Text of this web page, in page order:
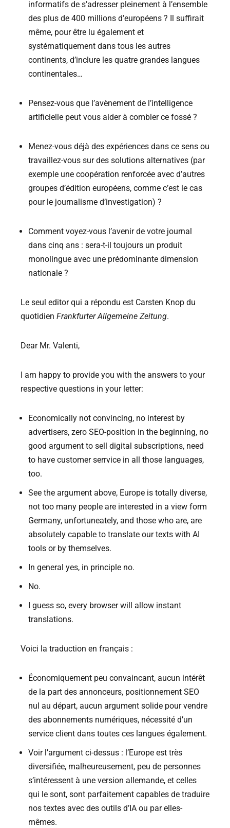
informatifs de s’adresser pleinement à l’ensemble
des plus de 400 millions d’européens ? Il suffirait
même, pour être lu également et
systématiquement dans tous les autres
continents, d’inclure les quatre grandes langues
continentales…
Pensez-vous que l’avènement de l’intelligence
artificielle peut vous aider à combler ce fossé ?
Menez-vous déjà des expériences dans ce sens ou
travaillez-vous sur des solutions alternatives (par
exemple une coopération renforcée avec d’autres
groupes d’édition européens, comme c’est le cas
pour le journalisme d’investigation) ?
Comment voyez-vous l’avenir de votre journal
dans cinq ans : sera-t-il toujours un produit
monolingue avec une prédominante dimension
nationale ?
Le seul editor qui a répondu est Carsten Knop du
quotidien FrankfurterAllgemeine Zeitung.
Dear Mr. Valenti,
I am happy to provide you with the answers to your
respective questions in your letter:
Economically not convincing, no interest by
advertisers, zero SEO-position in the beginning, no
good argument to sell digital subscriptions, need
to have customer serrvice in all those languages,
too.
See the argument above, Europe is totally diverse,
not too many people are interested in a view form
Germany, unfortuneately, and those who are, are
absolutely capable to translate our texts with AI
tools or by themselves.
In general yes, in principle no.
No.
I guess so, every browser will allow instant
translations.
Voici la traduction en français :
Économiquement peu convaincant, aucun intérêt
de la part des annonceurs, positionnement SEO
nul au départ, aucun argument solide pour vendre
des abonnements numériques, nécessité d’un
service client dans toutes ces langues également.
Voir l’argument ci-dessus : l’Europe est très
diversifiée, malheureusement, peu de personnes
s’intéressent à une version allemande, et celles
qui le sont, sont parfaitement capables de traduire
nos textes avec des outils d’IA ou par elles-
mêmes.